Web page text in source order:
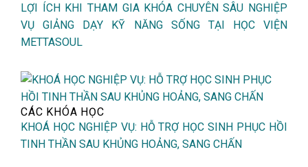
LỢI ÍCH KHI THAM GIA KHÓA CHUYÊN SÂU NGHIỆP
VỤ GIẢNG DẠY KỸ NĂNG SỐNG TẠI HỌC VIỆN
METTASOUL
CÁC KHÓA HỌC
KHOÁ HỌC NGHIỆP VỤ: HỖ TRỢ HỌC SINH PHỤC HỒI
TINH THẦN SAU KHỦNG HOẢNG, SANG CHẤN